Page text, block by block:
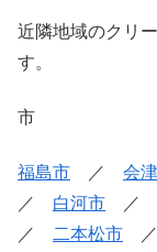
近隣地域のクリ
す。
市
福島市 ／ 会
／ 白河市 ／
／
二本松市